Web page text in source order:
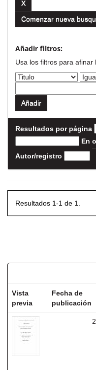
Comenzar nueva
Añadir filtros:
Usa los filtros para afinar
Resultados por página
En
Autor/registro
Resultados 1-1 de 1.
Vista
previa
Fecha de
publicación